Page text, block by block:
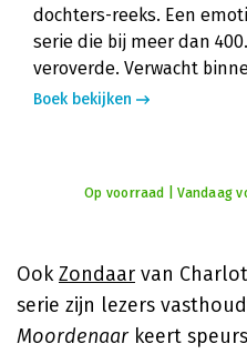
dochters-reeks. Een
serie die bij meer dan
veroverde. Verwacht
Boek bekijken
Op voorraad | Vandaag
OokZondaar van
serie zijn lezers
Moordenaarkeert